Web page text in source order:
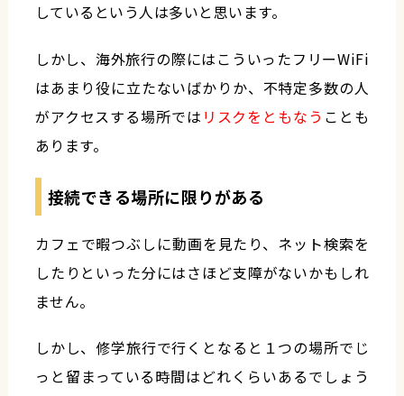
しているという人は多いと思います。
しかし、海外旅行の際にはこういったフリーWiFi
はあまり役に立たないばかりか、不特定多数の人
がアクセスする場所では リスクをともなう ことも
あります。
接続できる場所に限りがある
カフェで暇つぶしに動画を見たり、ネット検索を
したりといった分にはさほど支障がないかもしれ
ません。
しかし、修学旅行で行くとなると１つの場所でじ
っと留まっている時間はどれくらいあるでしょう